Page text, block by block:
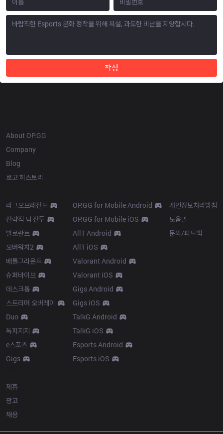
작성
About OP.GG
Company
Blog
로고 히스토리
리그오브레전드
전략적 팀 전투
발로란트
오버워치2
배틀그라운드
슈퍼바이브
데스크톱
스트리머 오버레이
Duo
톡피지지
e스포츠
Gigs
OP.GG for Mobile Android
OP.GG for Mobile iOS
AllT Android
AllT iOS
Valorant Android
Valorant iOS
Gigs Android
Gigs iOS
TalkG Android
TalkG iOS
Esports Android
Esports iOS
개인정보처리방침
도움말
문의/피드백
제휴
광고
채용